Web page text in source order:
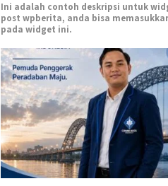
Ini adalah contoh deskripsi untuk
post wpberita, anda bisa
pada widget ini.